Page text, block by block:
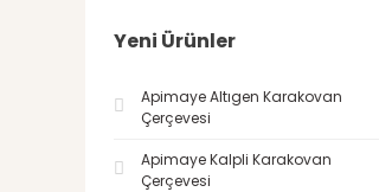
Yeni Ürünler
Apimaye Altıgen Karakovan
Çerçevesi
Apimaye Kalpli Karakovan
Çerçevesi